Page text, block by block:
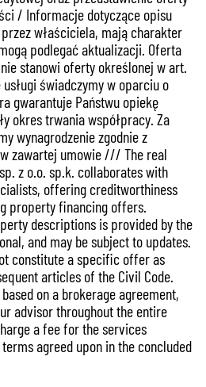
/ Informacje dotyczące opisu
właściciela, mają charakter
podlegać aktualizacji. Oferta
stanowi oferty określonej w art.
usługi świadczymy w oparciu o
gwarantuje Państwu opiekę
okres trwania współpracy. Za
wynagrodzenie zgodnie z
zawartej umowie /// The real
z o.o. sp.k. collaborates with
offering creditworthiness
property financing offers.
descriptions is provided by the
and may be subject to updates.
constitute a specific offer as
articles of the Civil Code.
on a brokerage agreement,
advisor throughout the entire
a fee for the services
agreed upon in the concluded